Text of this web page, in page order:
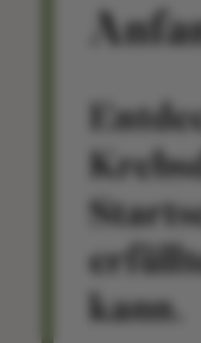
kann.